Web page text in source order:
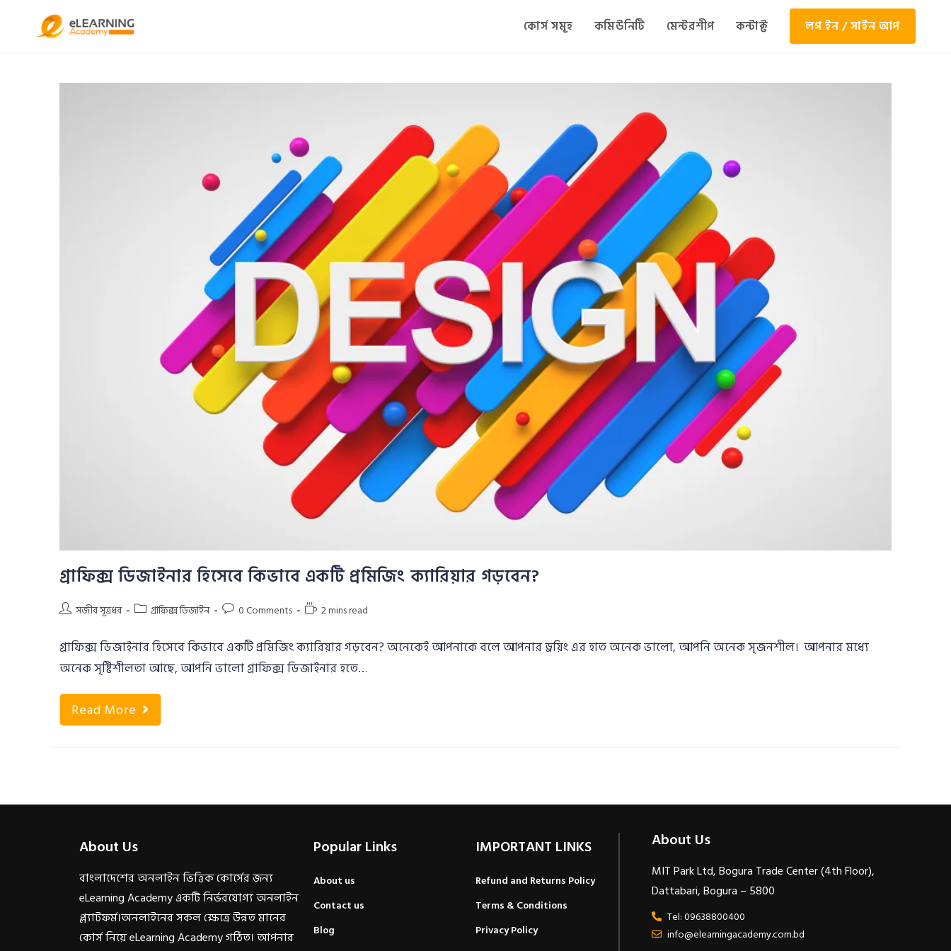
কোর্স সমূহ কমিউনিটি মেন্টরশীপ কন্টাক্ট লগ ইন / সাইন আপ
গ্রাফিক্স ডিজাইনার হিসেবে কিভাবে একটি প্রমিজিং ক্যারিয়ার গড়বেন?
সজীব সূত্রধর গ্রাফিক্স ডিজাইন 0 Comments 2 mins read
গ্রাফিক্স ডিজাইনার হিসেবে কিভাবে একটি প্রমিজিং ক্যারিয়ার গড়বেন? অনেকেই আপনাকে বলে আপনার ড্রয়িং এর হাত অনেক ভালো, আপনি অনেক সৃজনশীল। আপনার মধ্যে
অনেক সৃষ্টিশীলতা আছে, আপনি ভালো গ্রাফিক্স ডিজাইনার হতে…
Read More
About Us
বাংলাদেশের অনলাইন ভিত্তিক কোর্সের জন্য
eLearning Academy একটি নির্ভরযোগ্য অনলাইন
প্ল্যাটফর্ম।অনলাইনের সকল ক্ষেত্রে উন্নত মানের
কোর্স নিয়ে eLearning Academy গঠিত। আপনার
Popular Links
About us
Contact us
Blog
IMPORTANT LINKS
Refund and Returns Policy
Terms & Conditions
Privacy Policy
About Us
MIT Park Ltd, Bogura Trade Center (4th Floor),
Dattabari, Bogura – 5800
Tel: 09638800400
info@elearningacademy.com.bd